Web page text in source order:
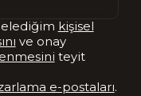
kişisel
ve onay
teyit
e-postaları.